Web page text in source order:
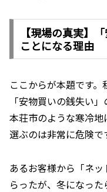
【現場の真実】
ことになる理由
ここからが本題です
「安物買いの銭失い
本荘市のような寒冷
選ぶのは非常に危険で
あるお客様から「ネ
らったが、冬になっ